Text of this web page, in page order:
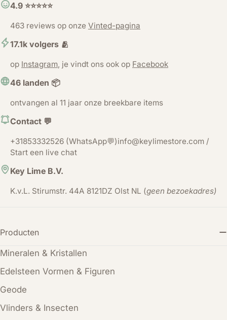
4.9 ⭐️⭐️⭐️⭐️⭐️
463 reviews op onze Vinted-pagina
17.1k volgers 🫂
op Instagram, je vindt ons ook op Facebook
46 landen 📦
ontvangen al 11 jaar onze breekbare items
Contact 💬
+31853332526 (WhatsApp💬)info@keylimestore.com /
Start een live chat
Key Lime B.V.
K.v.L. Stirumstr. 44A 8121DZ Olst NL (geen bezoekadres)
Producten
Mineralen & Kristallen
Edelsteen Vormen & Figuren
Geode
Vlinders & Insecten